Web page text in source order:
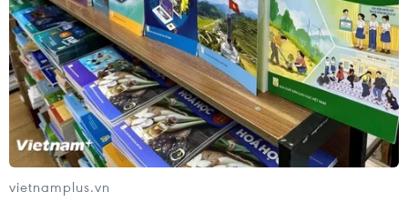
TIN LIÊN QUAN
vietnamplus.vn